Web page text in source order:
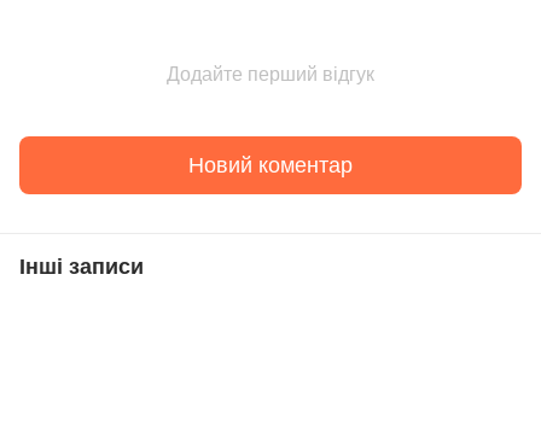
Додайте перший відгук
Новий коментар
Інші записи